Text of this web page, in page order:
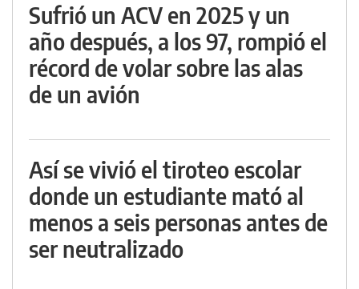
Sufrió un ACV en 2025 y un
año después, a los 97, rompió el
récord de volar sobre las alas
de un avión
Así se vivió el tiroteo escolar
donde un estudiante mató al
menos a seis personas antes de
ser neutralizado